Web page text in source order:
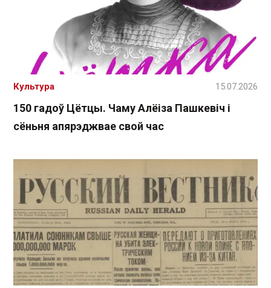
150 гадоў Цётцы. Чаму Алёіза Пашкевіч і
сёньня апярэджвае свой час
Культура 15.07.2026